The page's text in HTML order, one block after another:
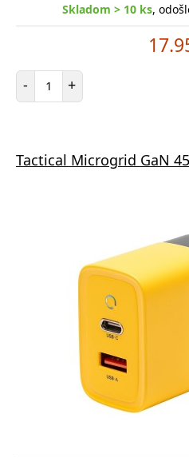
Skladom > 10 ks,
- Počet položiek
+
Tactical Microgrid GaN